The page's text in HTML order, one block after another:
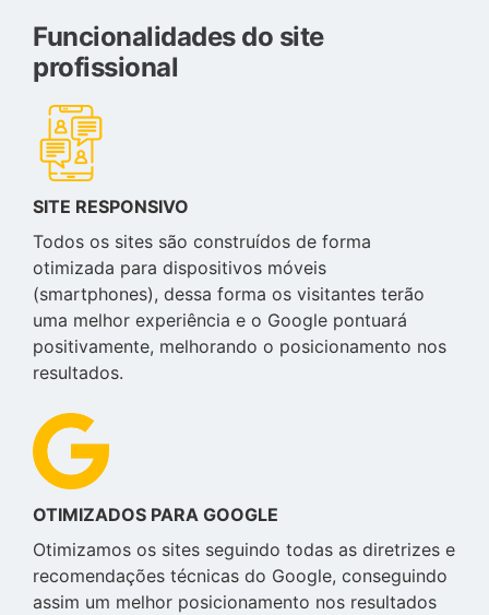
Funcionalidades do site
profissional
SITE RESPONSIVO
Todos os sites são construídos de forma
otimizada para dispositivos móveis
(smartphones), dessa forma os visitantes terão
uma melhor experiência e o Google pontuará
positivamente, melhorando o posicionamento nos
resultados.
OTIMIZADOS PARA GOOGLE
Otimizamos os sites seguindo todas as diretrizes e
recomendações técnicas do Google, conseguindo
assim um melhor posicionamento nos resultados